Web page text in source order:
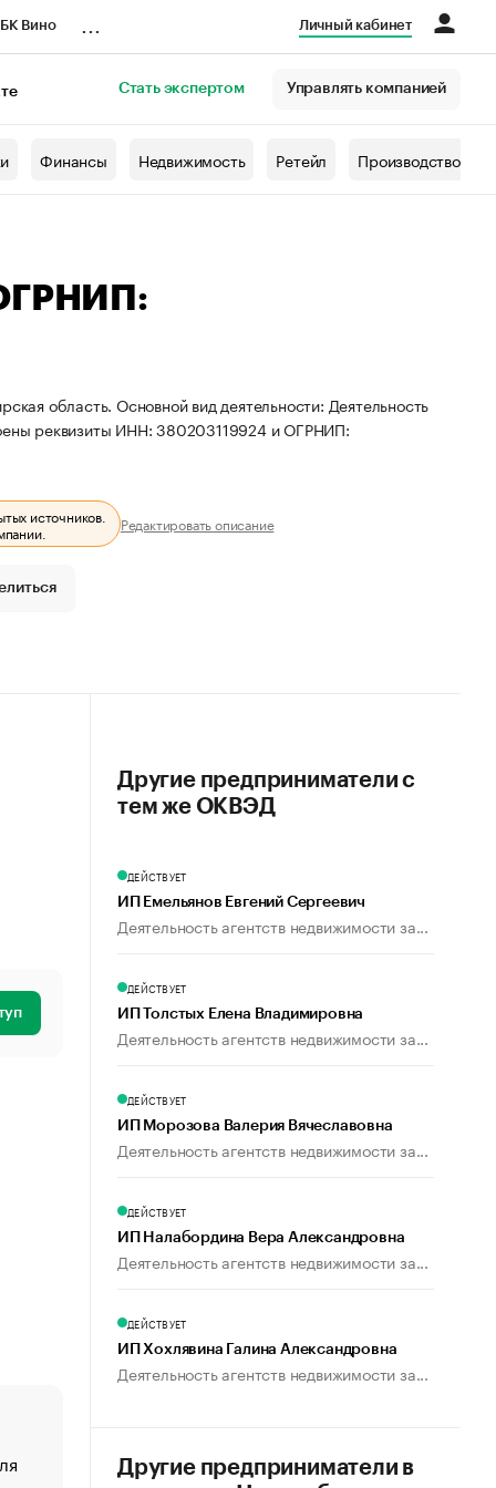
Вино Личный кабинет
Стать экспертом Управлять компанией
Финансы Недвижимость Ретейл Производство
область. Основной вид деятельности: Деятельность
реквизиты ИНН: 380203119924 и ОГРНИП:
источников.
Редактировать описание
«От спорта тело стареет иначе». Как живет глава
Другие предприниматели с
тем же ОКВЭД
ДЕЙСТВУЕТ
ИП Емельянов Евгений Сергеевич
Деятельность агентств недвижимости за...
ДЕЙСТВУЕТ
ИП Толстых Елена Владимировна
Деятельность агентств недвижимости за...
ДЕЙСТВУЕТ
ИП Морозова Валерия Вячеславовна
Деятельность агентств недвижимости за...
ДЕЙСТВУЕТ
ИП Налабордина Вера Александровна
Деятельность агентств недвижимости за...
ДЕЙСТВУЕТ
ИП Хохлявина Галина Александровна
Деятельность агентств недвижимости за...
Другие предприниматели в